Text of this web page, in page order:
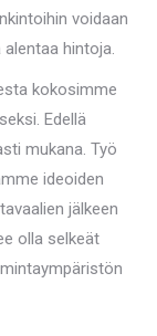
voidaan
hintoja.
kokosimme
Edellä
mukana. Työ
ideoiden
jälkeen
olla selkeät